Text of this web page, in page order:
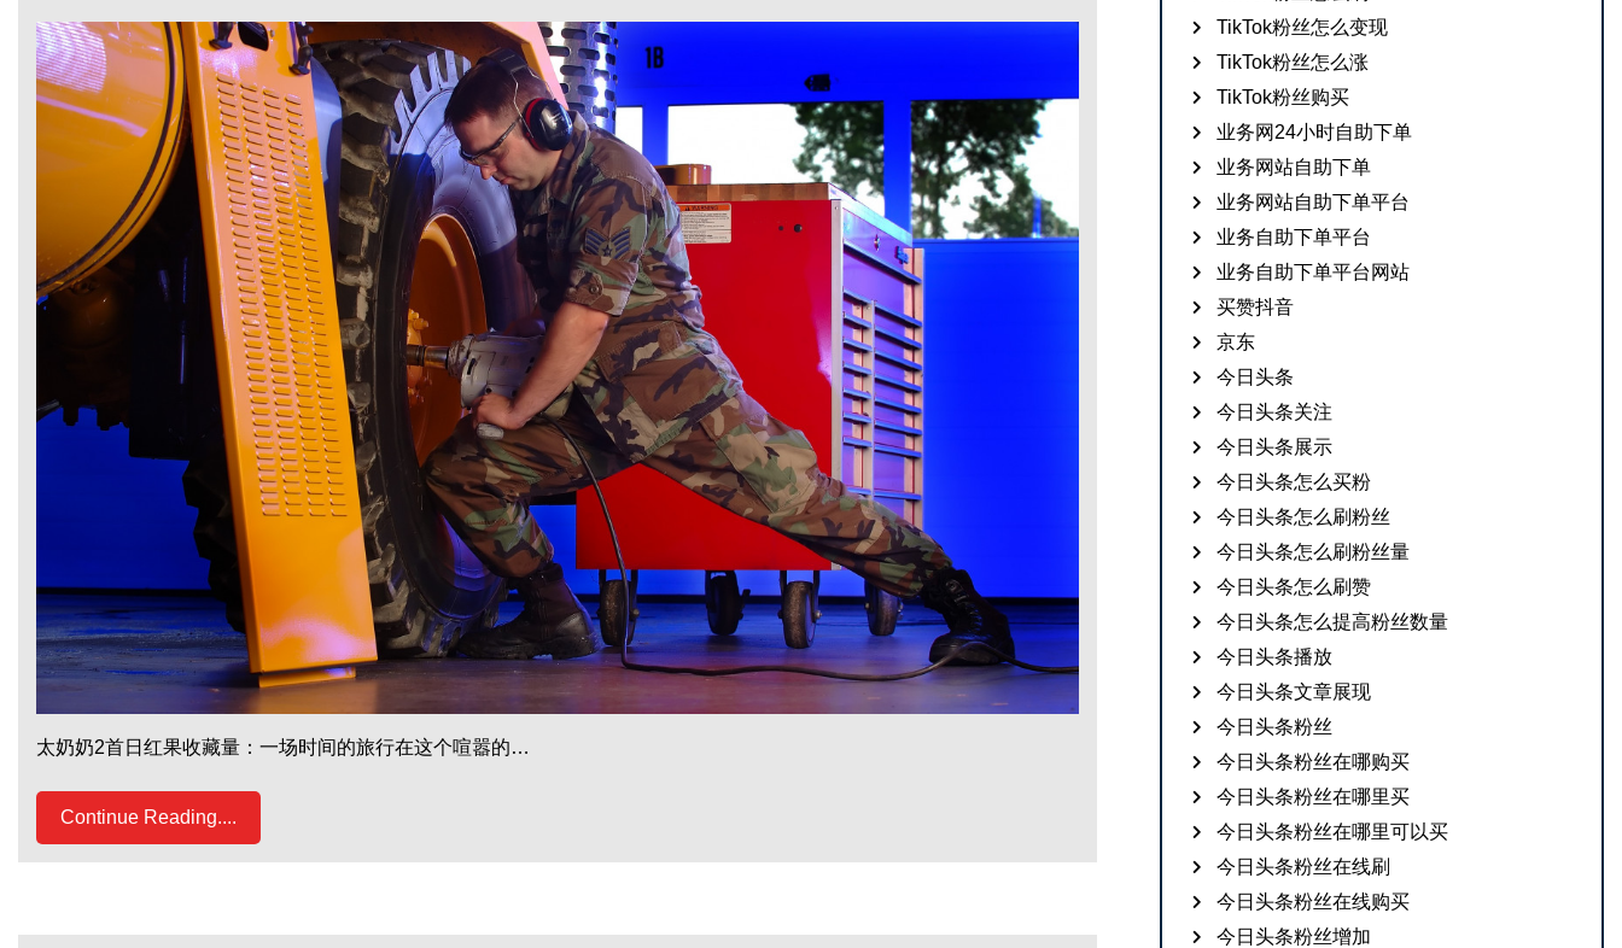
太奶奶2首日红果收藏量：一场时间的旅行在这个喧嚣的…
Continue Reading....
TikTok粉丝怎么变现
TikTok粉丝怎么涨
TikTok粉丝购买
业务网24小时自助下单
业务网站自助下单
业务网站自助下单平台
业务自助下单平台
业务自助下单平台网站
买赞抖音
京东
今日头条
今日头条关注
今日头条展示
今日头条怎么买粉
今日头条怎么刷粉丝
今日头条怎么刷粉丝量
今日头条怎么刷赞
今日头条怎么提高粉丝数量
今日头条播放
今日头条文章展现
今日头条粉丝
今日头条粉丝在哪购买
今日头条粉丝在哪里买
今日头条粉丝在哪里可以买
今日头条粉丝在线刷
今日头条粉丝在线购买
今日头条粉丝增加